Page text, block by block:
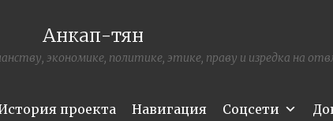
Анкап-тян
экономике, политике, этике, праву и изредка на
проекта Навигация Соцсети